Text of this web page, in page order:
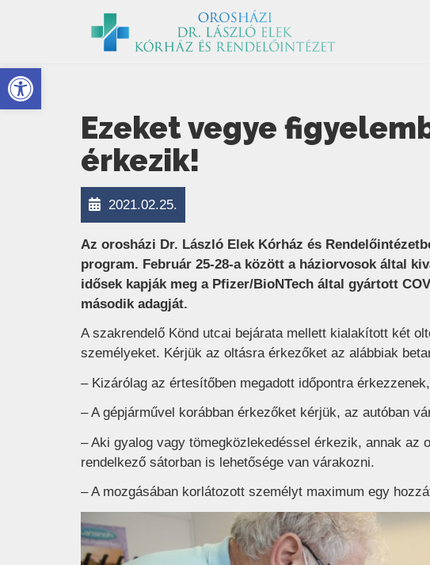
Eszköztár megnyitása
Ezeket vegye
érkezik!
2021.02.25.
Az orosházi Dr. László Elek Kórház és
program. Február 25-28-a között a háziorvosok által
idősek kapják meg a Pfizer/BioNTech által gyártott
második adagját.
A szakrendelő Könd utcai bejárata mellett kialakított két
személyeket. Kérjük az oltásra érkezőket az alábbiak
– Kizárólag az értesítőben megadott időpontra
– A gépjárművel korábban érkezőket kérjük, az autóban
– Aki gyalog vagy tömegközlekedéssel érkezik, annak az
rendelkező sátorban is lehetősége van várakozni.
– A mozgásában korlátozott személyt maximum egy